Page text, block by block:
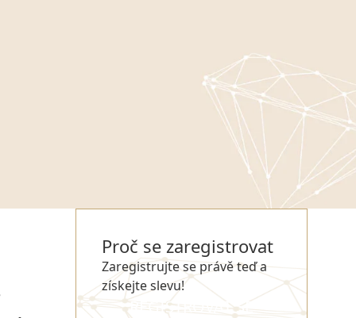
Proč se zaregistrovat
Zaregistrujte se právě teď a
získejte slevu!
REGISTROVAT SE